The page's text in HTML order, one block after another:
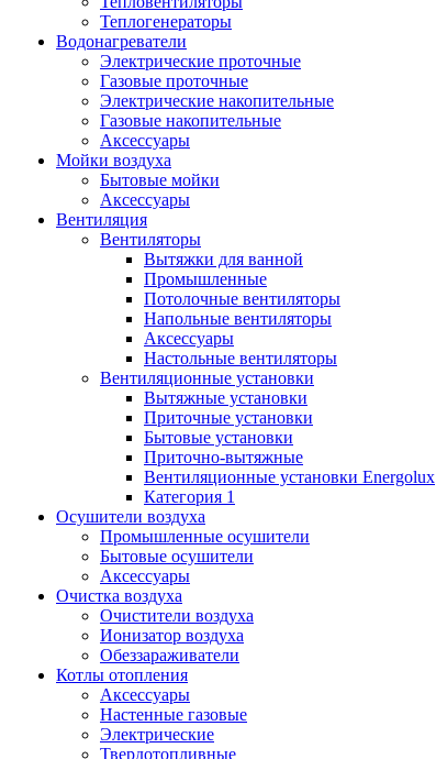
Теплогенераторы
Водонагреватели
Электрические проточные
Газовые проточные
Электрические накопительные
Газовые накопительные
Аксессуары
Мойки воздуха
Бытовые мойки
Аксессуары
Вентиляция
Вентиляторы
Вытяжки для ванной
Промышленные
Потолочные вентиляторы
Напольные вентиляторы
Аксессуары
Настольные вентиляторы
Вентиляционные установки
Вытяжные установки
Приточные установки
Бытовые установки
Приточно-вытяжные
Вентиляционные установки Energolux
Категория 1
Осушители воздуха
Промышленные осушители
Бытовые осушители
Аксессуары
Очистка воздуха
Очистители воздуха
Ионизатор воздуха
Обеззараживатели
Котлы отопления
Аксессуары
Настенные газовые
Электрические
Твердотопливные